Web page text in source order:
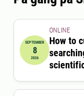
2026-09-08
SEPTEMBER
8
2026
ONLINE
How to